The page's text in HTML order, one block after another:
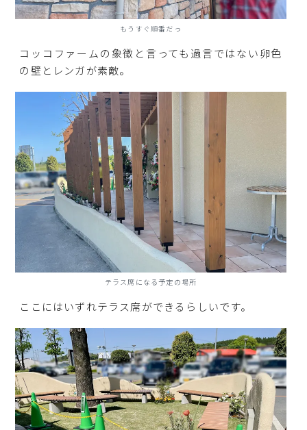
もうすぐ順番だっ
コッコファームの象徴と言っても過言ではない卵色
の壁とレンガが素敵。
テラス席になる予定の場所
ここにはいずれテラス席ができるらしいです。